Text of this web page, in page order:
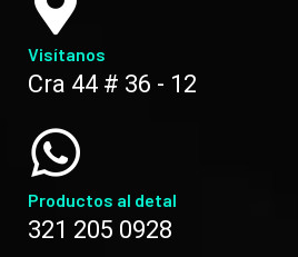
Visítanos
Cra 44 # 36 - 12
Productos al detal
321 205 0928